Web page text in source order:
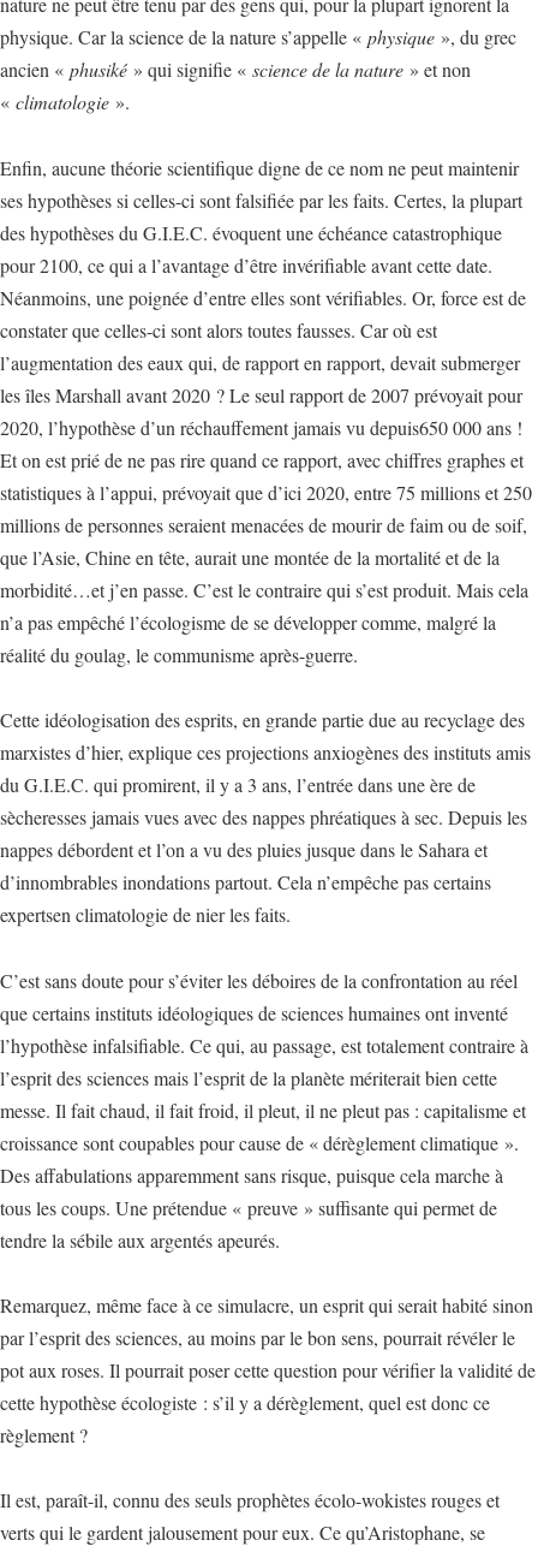
physique. Car la science de la nature s’appelle « physique », du grec
ancien « phusiké » qui signifie « science de la nature » et non
« climatologie ».
Enfin, aucune théorie scientifique digne de ce nom ne peut maintenir
ses hypothèses si celles-ci sont falsifiée par les faits. Certes, la plupart
des hypothèses du G.I.E.C. évoquent une échéance catastrophique
pour 2100, ce qui a l’avantage d’être invérifiable avant cette date.
Néanmoins, une poignée d’entre elles sont vérifiables. Or, force est de
constater que celles-ci sont alors toutes fausses. Car où est
l’augmentation des eaux qui, de rapport en rapport, devait submerger
les îles Marshall avant 2020 ? Le seul rapport de 2007 prévoyait pour
2020, l’hypothèse d’un réchauffement jamais vu depuis650 000 ans !
Et on est prié de ne pas rire quand ce rapport, avec chiffres graphes et
statistiques à l’appui, prévoyait que d’ici 2020, entre 75 millions et 250
millions de personnes seraient menacées de mourir de faim ou de soif,
que l’Asie, Chine en tête, aurait une montée de la mortalité et de la
morbidité…et j’en passe. C’est le contraire qui s’est produit. Mais cela
n’a pas empêché l’écologisme de se développer comme, malgré la
réalité du goulag, le communisme après-guerre.
Cette idéologisation des esprits, en grande partie due au recyclage des
marxistes d’hier, explique ces projections anxiogènes des instituts amis
du G.I.E.C. qui promirent, il y a 3 ans, l’entrée dans une ère de
sècheresses jamais vues avec des nappes phréatiques à sec. Depuis les
nappes débordent et l’on a vu des pluies jusque dans le Sahara et
d’innombrables inondations partout. Cela n’empêche pas certains
expertsen climatologie de nier les faits.
C’est sans doute pour s’éviter les déboires de la confrontation au réel
que certains instituts idéologiques de sciences humaines ont inventé
l’hypothèse infalsifiable. Ce qui, au passage, est totalement contraire à
l’esprit des sciences mais l’esprit de la planète mériterait bien cette
messe. Il fait chaud, il fait froid, il pleut, il ne pleut pas : capitalisme et
croissance sont coupables pour cause de « dérèglement climatique ».
Des affabulations apparemment sans risque, puisque cela marche à
tous les coups. Une prétendue « preuve » suffisante qui permet de
tendre la sébile aux argentés apeurés.
Remarquez, même face à ce simulacre, un esprit qui serait habité sinon
par l’esprit des sciences, au moins par le bon sens, pourrait révéler le
pot aux roses. Il pourrait poser cette question pour vérifier la validité de
cette hypothèse écologiste : s’il y a dérèglement, quel est donc ce
règlement ?
Il est, paraît-il, connu des seuls prophètes écolo-wokistes rouges et
verts qui le gardent jalousement pour eux. Ce qu’Aristophane, se